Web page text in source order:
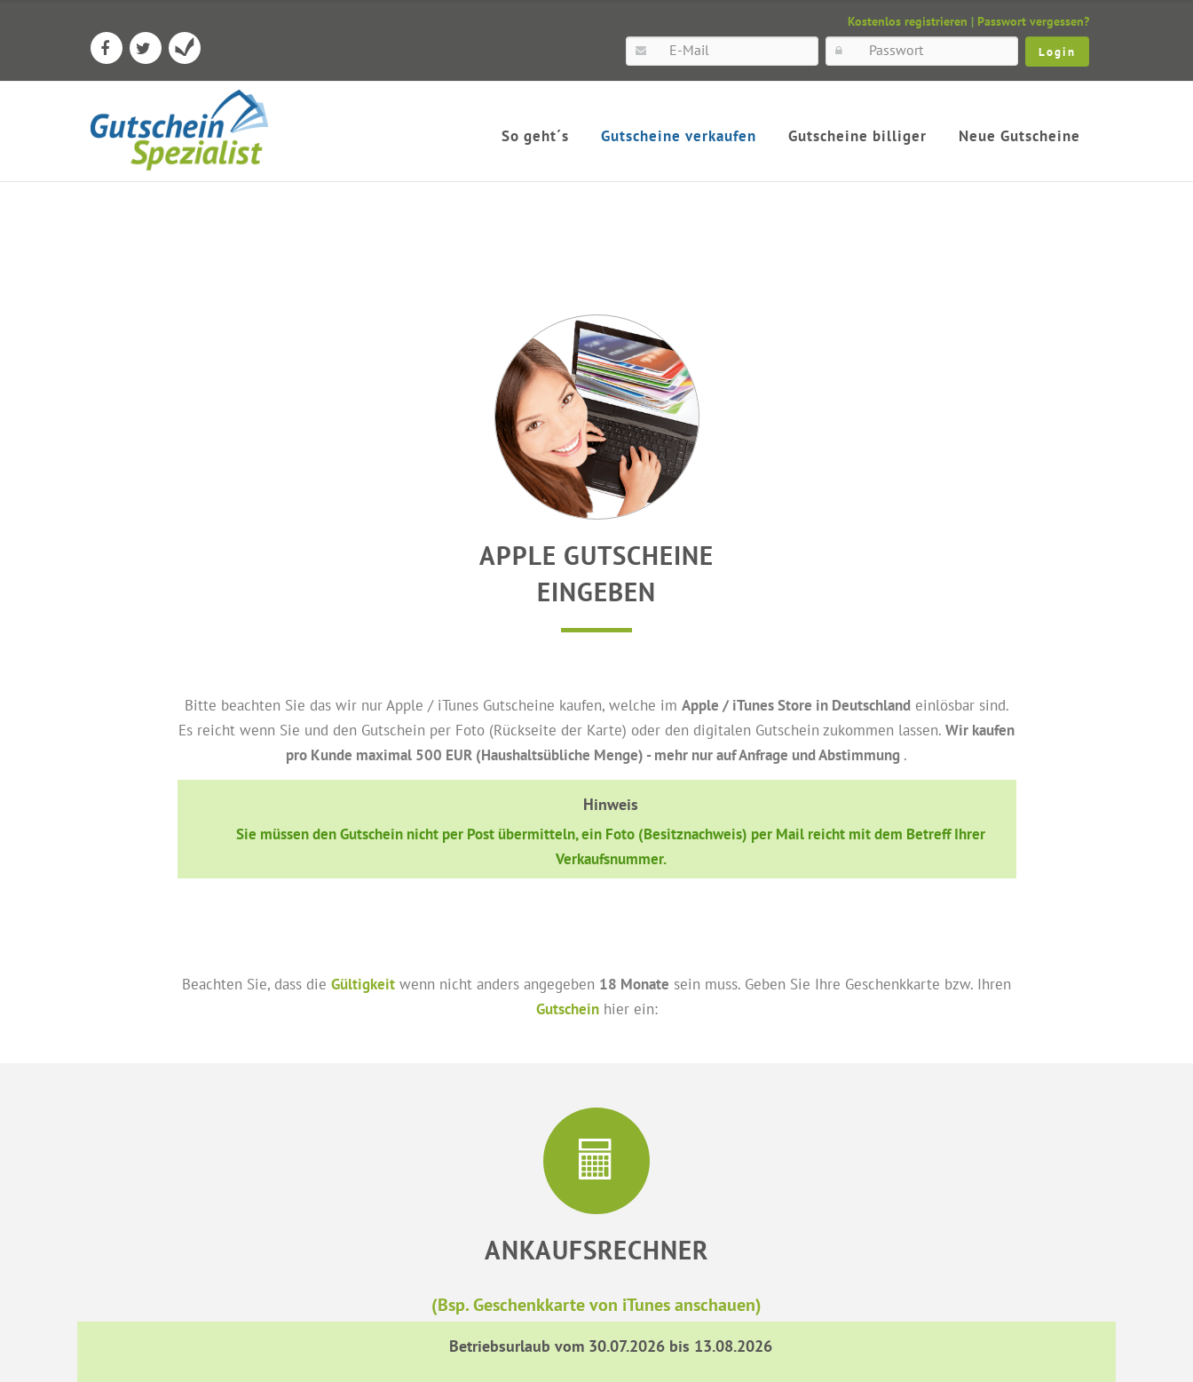
Kostenlos registrieren | Passwort vergessen?
So geht´s Gutscheine verkaufen Gutscheine billiger Neue Gutscheine
APPLE GUTSCHEINE
EINGEBEN
Bitte beachten Sie das wir nur Apple / iTunes Gutscheine kaufen, welche im Apple / iTunes Store in Deutschlandeinlösbar sind.
Es reicht wenn Sie und den Gutschein per Foto (Rückseite der Karte) oder den digitalen Gutschein zukommen lassen. Wir kaufen
pro Kunde maximal 500 EUR (Haushaltsübliche Menge) - mehr nur auf Anfrage und Abstimmung .
Hinweis
Sie müssen den Gutschein nicht per Post übermitteln, ein Foto (Besitznachweis) per Mail reicht mit dem Betreff Ihrer
Verkaufsnummer.
Beachten Sie, dass die Gültigkeit wenn nicht anders angegeben 18 Monate sein muss. Geben Sie Ihre Geschenkkarte bzw. Ihren
Gutscheinhier ein:
ANKAUFSRECHNER
(Bsp. Geschenkkarte von iTunes anschauen)
Betriebsurlaub vom 30.07.2026 bis 13.08.2026